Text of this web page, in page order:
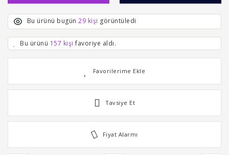
Bu ürünü bugün 29 kişi görüntüledi
Bu ürünü 157 kişi favoriye aldı.
Tavsiye Et
Fiyat Alarmı